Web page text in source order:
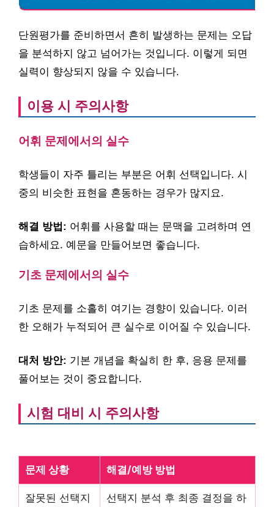
단원평가를 준비하면서 흔히 발생하는 문제는 오답
을 분석하지 않고 넘어가는 것입니다. 이렇게 되면
실력이 향상되지 않을 수 있습니다.
이용 시 주의사항
어휘 문제에서의 실수
학생들이 자주 틀리는 부분은 어휘 선택입니다. 시
중의 비슷한 표현을 혼동하는 경우가 많지요.
해결 방법: 어휘를 사용할 때는 문맥을 고려하며 연
습하세요. 예문을 만들어보면 좋습니다.
기초 문제에서의 실수
기초 문제를 소홀히 여기는 경향이 있습니다. 이러
한 오해가 누적되어 큰 실수로 이어질 수 있습니다.
대처 방안: 기본 개념을 확실히 한 후, 응용 문제를
풀어보는 것이 중요합니다.
시험 대비 시 주의사항
문제 상황 해결/예방 방법
잘못된 선택지 선택지 분석 후 최종 결정을 하